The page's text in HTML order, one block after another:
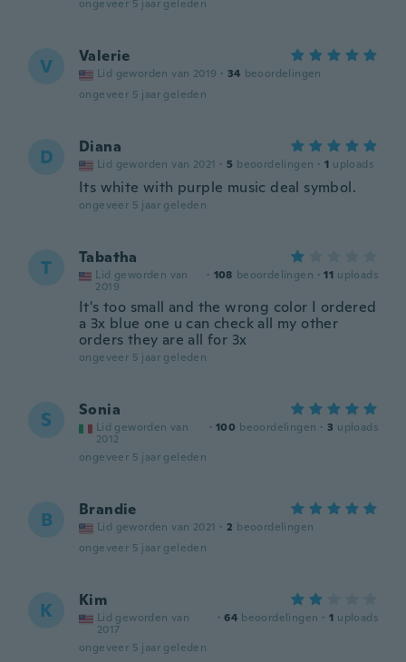
ongeveer 5 jaar geleden
V Valerie
Lid geworden van 2019 · 34 beoordelingen
ongeveer 5 jaar geleden
D Diana
Lid geworden van 2021 · 5 beoordelingen · 1 uploads
Its white with purple music deal symbol.
ongeveer 5 jaar geleden
T Tabatha
Lid geworden van
2019
· 108 beoordelingen · 11 uploads
It's too small and the wrong color I ordered
a 3x blue one u can check all my other
orders they are all for 3x
ongeveer 5 jaar geleden
S Sonia
Lid geworden van
2012
· 100 beoordelingen · 3 uploads
ongeveer 5 jaar geleden
B Brandie
Lid geworden van 2021 · 2 beoordelingen
ongeveer 5 jaar geleden
K Kim
Lid geworden van
2017
· 64 beoordelingen · 1 uploads
ongeveer 5 jaar geleden